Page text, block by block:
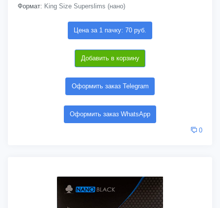
Формат: King Size Superslims (нано)
Цена за 1 пачку: 70 руб.
Добавить в корзину
Оформить заказ Telegram
Оформить заказ WhatsApp
0